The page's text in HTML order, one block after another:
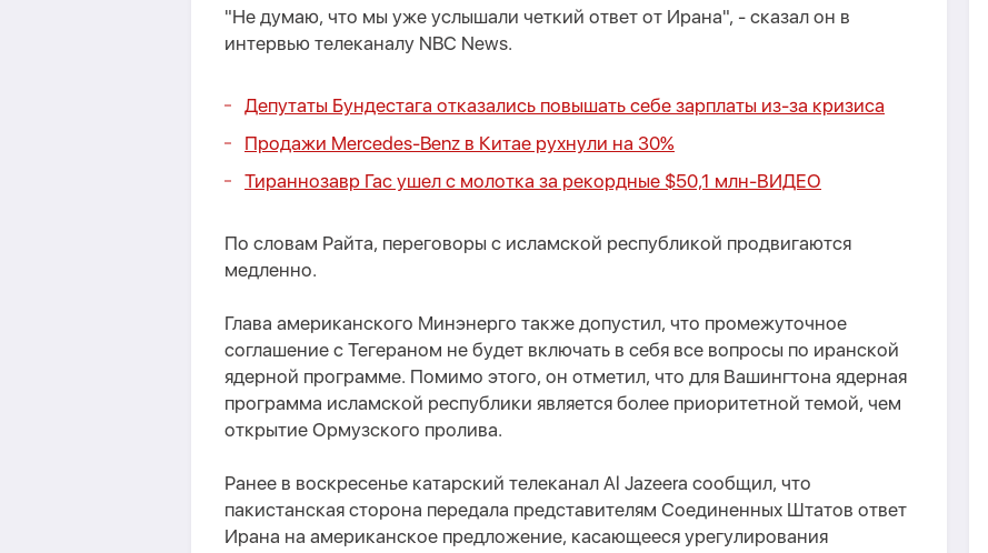
"Не думаю, что мы уже услышали четкий ответ от Ирана", - сказал он в
интервью телеканалу NBC News.
Депутаты Бундестага отказались повышать себе зарплаты из-за кризиса
Продажи Mercedes-Benz в Китае рухнули на 30%
Тираннозавр Гас ушел с молотка за рекордные $50,1 млн-ВИДЕО
По словам Райта, переговоры с исламской республикой продвигаются
медленно.
Глава американского Минэнерго также допустил, что промежуточное
соглашение с Тегераном не будет включать в себя все вопросы по иранской
ядерной программе. Помимо этого, он отметил, что для Вашингтона ядерная
программа исламской республики является более приоритетной темой, чем
открытие Ормузского пролива.
Ранее в воскресенье катарский телеканал Al Jazeera сообщил, что
пакистанская сторона передала представителям Соединенных Штатов ответ
Ирана на американское предложение, касающееся урегулирования